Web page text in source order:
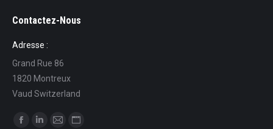
Contactez-Nous
Adresse :
Grand Rue 86
1820 Montreux
Vaud Switzerland
Find us on: